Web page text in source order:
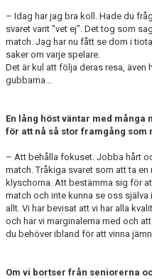
– Idag har jag bra koll. Hade du
svaret varit "vet ej". Det tog som
match. Jag har nu fått se dom i
saker om varje spelare.
Det är kul att följa deras resa, även
gubbarna...
En lång höst väntar med
för att nå så stor framgång som
– Att behålla fokuset. Jobba hårt
match. Tråkiga svaret som att ta
klyschorna. Att bestämma sig för
match och inte kunna se oss
allt. Vi har bevisat att vi har alla
och har vi marginalerna med och
du behöver ibland för att vinna
Om vi bortser från seniorerna